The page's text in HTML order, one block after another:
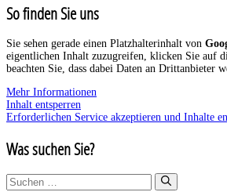
So finden Sie uns
Sie sehen gerade einen Platzhalterinhalt von
eigentlichen Inhalt zuzugreifen, klicken Sie auf
beachten Sie, dass dabei Daten an Drittanbieter
Mehr Informationen
Inhalt entsperren
Erforderlichen Service akzeptieren und Inhalte
Was suchen Sie?
Suchen